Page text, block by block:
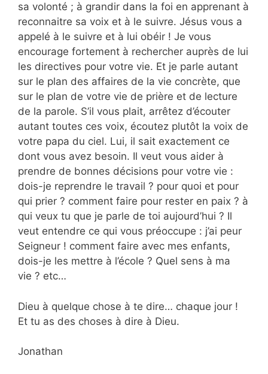
sa volonté ; à grandir dans la foi en apprenant à
reconnaitre sa voix et à le suivre. Jésus vous a
appelé à le suivre et à lui obéir ! Je vous
encourage fortement à rechercher auprès de lui
les directives pour votre vie. Et je parle autant
sur le plan des affaires de la vie concrète, que
sur le plan de votre vie de prière et de lecture
de la parole. S’il vous plait, arrêtez d’écouter
autant toutes ces voix, écoutez plutôt la voix de
votre papa du ciel. Lui, il sait exactement ce
dont vous avez besoin. Il veut vous aider à
prendre de bonnes décisions pour votre vie :
dois-je reprendre le travail ? pour quoi et pour
qui prier ? comment faire pour rester en paix ? à
qui veux tu que je parle de toi aujourd’hui ? Il
veut entendre ce qui vous préoccupe : j’ai peur
Seigneur ! comment faire avec mes enfants,
dois-je les mettre à l’école ? Quel sens à ma
vie ? etc…
Dieu à quelque chose à te dire… chaque jour !
Et tu as des choses à dire à Dieu.
Jonathan